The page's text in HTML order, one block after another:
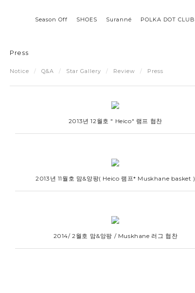
Season Off SHOES Suranné POLKA DOT CLUB
Press
Notice / Q&A / Star Gallery / Review / Press
2013년 12월호 " Heico" 램프 협찬
2013년 11월호 맘&앙팡( Heico 램프* Muskhane basket )
2014/ 2월호 맘&앙팡 / Muskhane 러그 협찬